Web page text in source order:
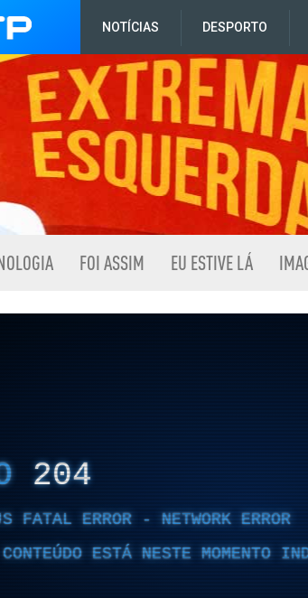
NOTÍCIAS DESPORTO
FOI ASSIM EU ESTIVE LÁ